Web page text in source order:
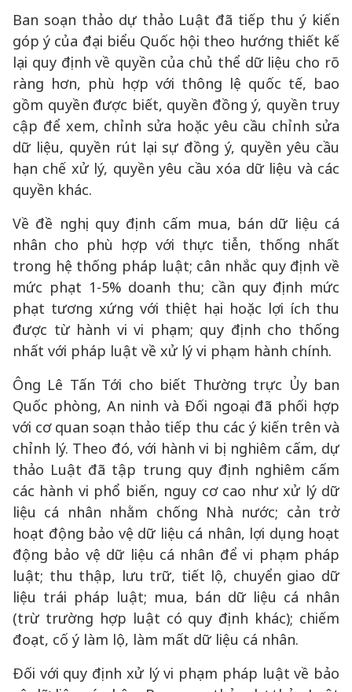
Ban soạn thảo dự thảo Luật đã tiếp thu ý kiến
góp ý của đại biểu Quốc hội theo hướng thiết kế
lại quy định về quyền của chủ thể dữ liệu cho rõ
ràng hơn, phù hợp với thông lệ quốc tế, bao
gồm quyền được biết, quyền đồng ý, quyền truy
cập để xem, chỉnh sửa hoặc yêu cầu chỉnh sửa
dữ liệu, quyền rút lại sự đồng ý, quyền yêu cầu
hạn chế xử lý, quyền yêu cầu xóa dữ liệu và các
quyền khác.
Về đề nghị quy định cấm mua, bán dữ liệu cá
nhân cho phù hợp với thực tiễn, thống nhất
trong hệ thống pháp luật; cân nhắc quy định về
mức phạt 1-5% doanh thu; cần quy định mức
phạt tương xứng với thiệt hại hoặc lợi ích thu
được từ hành vi vi phạm; quy định cho thống
nhất với pháp luật về xử lý vi phạm hành chính.
Ông Lê Tấn Tới cho biết Thường trực Ủy ban
Quốc phòng, An ninh và Đối ngoại đã phối hợp
với cơ quan soạn thảo tiếp thu các ý kiến trên và
chỉnh lý. Theo đó, với hành vi bị nghiêm cấm, dự
thảo Luật đã tập trung quy định nghiêm cấm
các hành vi phổ biến, nguy cơ cao như xử lý dữ
liệu cá nhân nhằm chống Nhà nước; cản trở
hoạt động bảo vệ dữ liệu cá nhân, lợi dụng hoạt
động bảo vệ dữ liệu cá nhân để vi phạm pháp
luật; thu thập, lưu trữ, tiết lộ, chuyển giao dữ
liệu trái pháp luật; mua, bán dữ liệu cá nhân
(trừ trường hợp luật có quy định khác); chiếm
đoạt, cố ý làm lộ, làm mất dữ liệu cá nhân.
Đối với quy định xử lý vi phạm pháp luật về bảo